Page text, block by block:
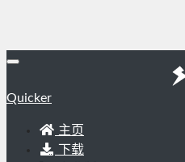
Quicker
主页
下载